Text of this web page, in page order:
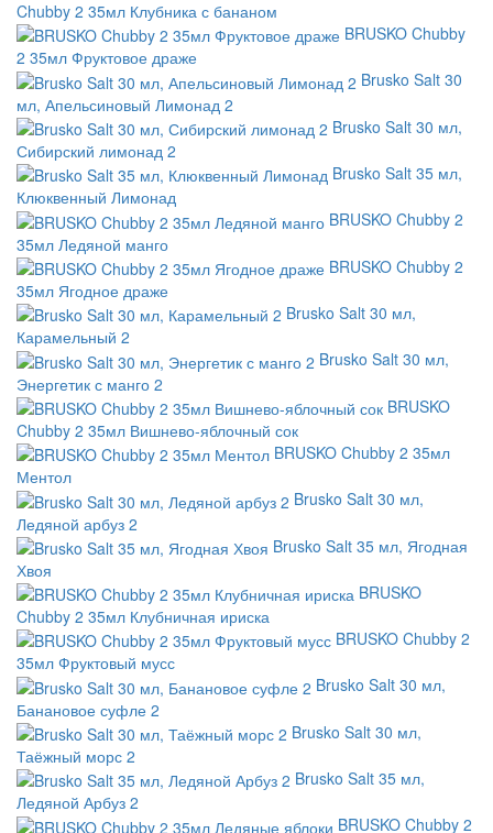
Chubby 2 35мл Клубника с бананом
BRUSKO Chubby
2 35мл Фруктовое драже
Brusko Salt 30
мл, Апельсиновый Лимонад 2
Brusko Salt 30 мл,
Сибирский лимонад 2
Brusko Salt 35 мл,
Клюквенный Лимонад
BRUSKO Chubby 2
35мл Ледяной манго
BRUSKO Chubby 2
35мл Ягодное драже
Brusko Salt 30 мл,
Карамельный 2
Brusko Salt 30 мл,
Энергетик с манго 2
BRUSKO
Chubby 2 35мл Вишнево-яблочный сок
BRUSKO Chubby 2 35мл
Ментол
Brusko Salt 30 мл,
Ледяной арбуз 2
Brusko Salt 35 мл, Ягодная
Хвоя
BRUSKO
Chubby 2 35мл Клубничная ириска
BRUSKO Chubby 2
35мл Фруктовый мусс
Brusko Salt 30 мл,
Банановое суфле 2
Brusko Salt 30 мл,
Таёжный морс 2
Brusko Salt 35 мл,
Ледяной Арбуз 2
BRUSKO Chubby 2